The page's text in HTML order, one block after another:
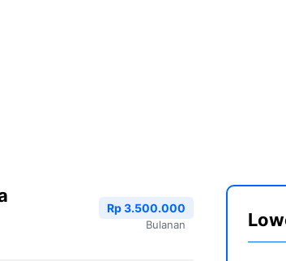
Rp 3.500.000
Bulanan